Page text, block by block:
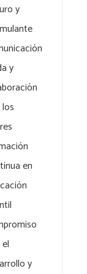
y
y
en
y